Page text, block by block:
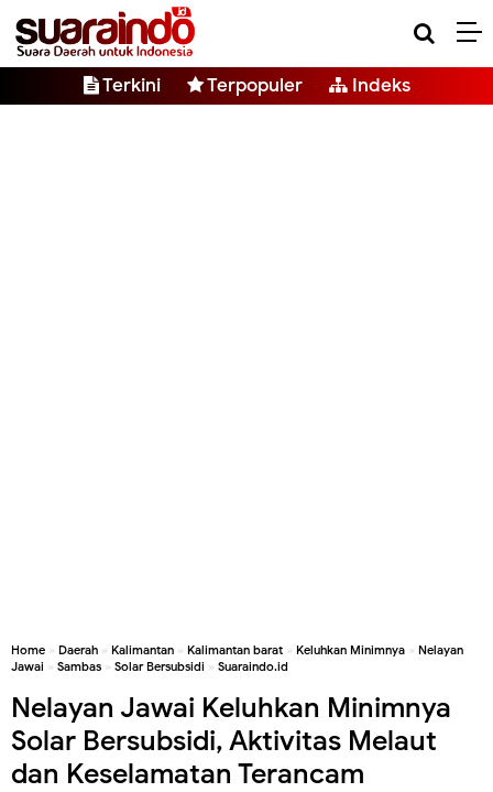
Terkini Terpopuler Indeks
Home » Daerah » Kalimantan » Kalimantan barat » Keluhkan Minimnya » Nelayan
Jawai » Sambas » Solar Bersubsidi » Suaraindo.id
Nelayan Jawai Keluhkan Minimnya
Solar Bersubsidi, Aktivitas Melaut
dan Keselamatan Terancam